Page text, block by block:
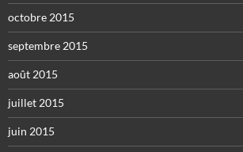
octobre 2015
septembre 2015
août 2015
juillet 2015
juin 2015